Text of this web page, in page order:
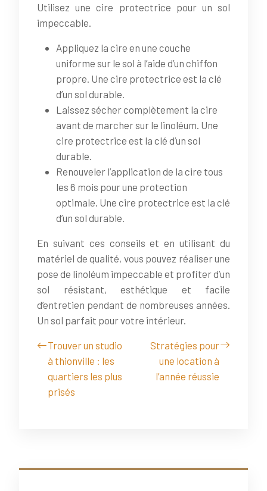
Utilisez une cire protectrice pour un sol
impeccable.
Appliquez la cire en une couche
uniforme sur le sol à l’aide d’un chiffon
propre. Une cire protectrice est la clé
d’un sol durable.
Laissez sécher complètement la cire
avant de marcher sur le linoléum. Une
cire protectrice est la clé d’un sol
durable.
Renouveler l’application de la cire tous
les 6 mois pour une protection
optimale. Une cire protectrice est la clé
d’un sol durable.
En suivant ces conseils et en utilisant du
matériel de qualité, vous pouvez réaliser une
pose de linoléum impeccable et profiter d’un
sol résistant, esthétique et facile
d’entretien pendant de nombreuses années.
Un sol parfait pour votre intérieur.
Trouver un studio
à thionville : les
quartiers les plus
prisés
Stratégies pour
une location à
l’année réussie